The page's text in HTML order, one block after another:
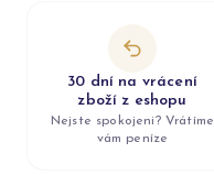
30 dní na vrácení
zboží z eshopu
Nejste spokojeni? Vrátíme
vám peníze